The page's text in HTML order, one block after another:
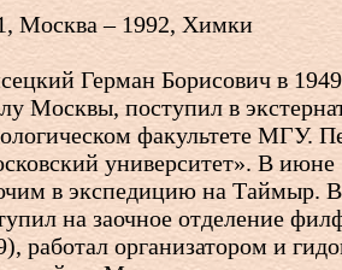
Москва – 1992, Химки
Герман Борисович в
Москвы, поступил в
факультете МГУ.
университет». В июне
в экспедицию на Таймыр.
на заочное отделение
работал организатором и